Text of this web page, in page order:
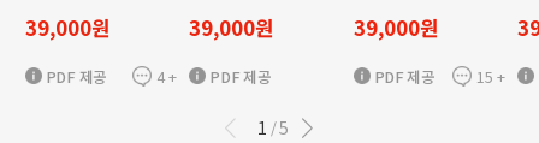
39,000원
PDF 제공 4+
39,000원
PDF 제공
39,000원
PDF 제공 15 +
1 /5